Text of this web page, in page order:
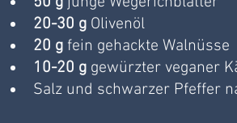
20-30 g Olivenöl
20 g fein gehackte Walnüsse
10-20 g gewürzter veganer
Salz und schwarzer Pfeffer